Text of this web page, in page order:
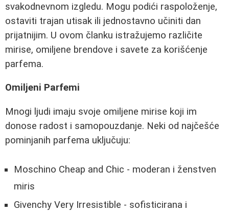
svakodnevnom izgledu. Mogu podići raspoloženje,
ostaviti trajan utisak ili jednostavno učiniti dan
prijatnijim. U ovom članku istražujemo različite
mirise, omiljene brendove i savete za korišćenje
parfema.
Omiljeni Parfemi
Mnogi ljudi imaju svoje omiljene mirise koji im
donose radost i samopouzdanje. Neki od najčešće
pominjanih parfema uključuju:
Moschino Cheap and Chic - moderan i ženstven
miris
Givenchy Very Irresistible - sofisticirana i